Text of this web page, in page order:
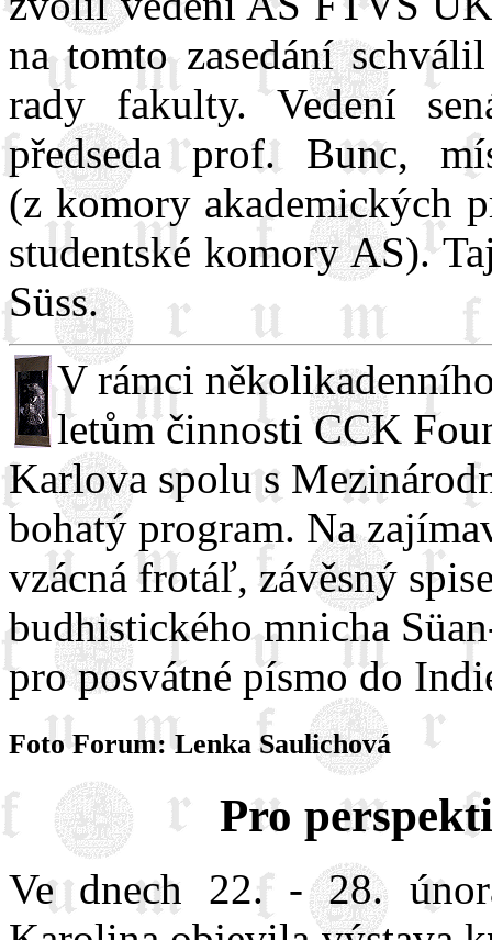
na tomto zasedání
rady fakulty. Vedení
předseda prof. Bunc,
(z komory akademických
studentské komory AS).
Süss.
V rámci
letům činnosti CCK
Karlova spolu s
bohatý program. Na
vzácná frotáľ, závěsný
budhistického mnicha
pro posvátné písmo do
Foto Forum: Lenka Saulichová
Pro
Ve dnech 22. - 28.